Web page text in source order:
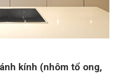
kính (nhôm tổ ong,